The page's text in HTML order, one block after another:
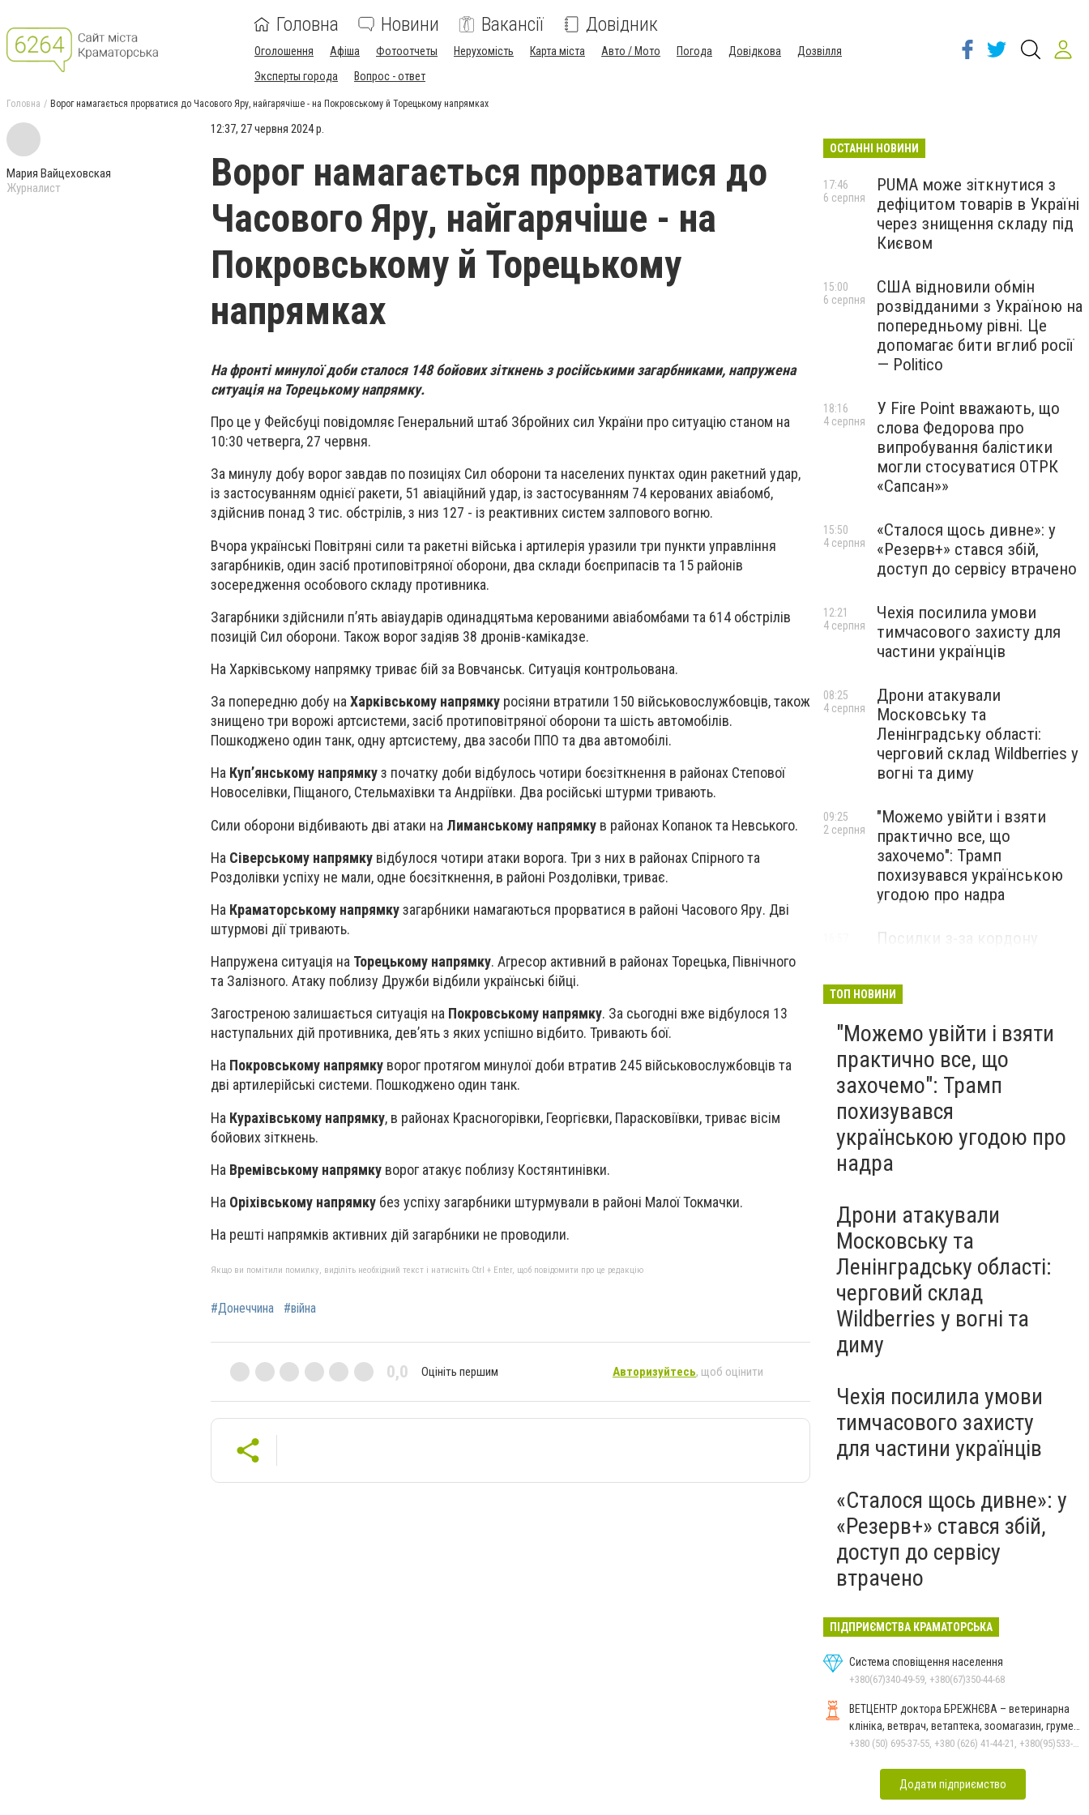
Головна Новини Вакансії Довідник
Оголошення Афіша Фотоотчеты Нерухомість Карта міста Авто / Мото Погода Довідкова
Дозвілля
Эксперты города
Вопрос - ответ
Головна Ворог намагається прорватися до Часового Яру, найгарячіше - на Покровському й Торецькому напрямках
Мария Вайцеховская
Журналист
12:37, 27 червня 2024 р.
Ворог намагається прорватися до
Часового Яру, найгарячіше - на
Покровському й Торецькому
напрямках
На фронті минулої доби сталося 148 бойових зіткнень з російськими загарбниками, напружена
ситуація на Торецькому напрямку.
Про це у Фейсбуці повідомляє Генеральний штаб Збройних сил України про ситуацію станом на
10:30 четверга, 27 червня.
За минулу добу ворог завдав по позиціях Сил оборони та населених пунктах один ракетний удар,
із застосуванням однієї ракети, 51 авіаційний удар, із застосуванням 74 керованих авіабомб,
здійснив понад 3 тис. обстрілів, з низ 127 - із реактивних систем залпового вогню.
Вчора українські Повітряні сили та ракетні війська і артилерія уразили три пункти управління
загарбників, один засіб протиповітряної оборони, два склади боєприпасів та 15 районів
зосередження особового складу противника.
Загарбники здійснили п’ять авіаударів одинадцятьма керованими авіабомбами та 614 обстрілів
позицій Сил оборони. Також ворог задіяв 38 дронів-камікадзе.
На Харківському напрямку триває бій за Вовчанськ. Ситуація контрольована.
За попередню добу на Харківському напрямку росіяни втратили 150 військовослужбовців, також
знищено три ворожі артсистеми, засіб протиповітряної оборони та шість автомобілів.
Пошкоджено один танк, одну артсистему, два засоби ППО та два автомобілі.
На Куп’янському напрямкуз початку доби відбулось чотири боєзіткнення в районах Степової
Новоселівки, Піщаного, Стельмахівки та Андріївки. Два російські штурми тривають.
Сили оборони відбивають дві атаки на Лиманському напрямку в районах Копанок та Невського.
На Сіверському напрямку відбулося чотири атаки ворога. Три з них в районах Спірного та
Роздолівки успіху не мали, одне боєзіткнення, в районі Роздолівки, триває.
На Краматорському напрямкузагарбники намагаються прорватися в районі Часового Яру. Дві
штурмові дії тривають.
Напружена ситуація на Торецькому напрямку. Агресор активний в районах Торецька, Північного
та Залізного. Атаку поблизу Дружби відбили українські бійці.
Загостреною залишається ситуація на Покровському напрямку. За сьогодні вже відбулося 13
наступальних дій противника, дев’ять з яких успішно відбито. Тривають бої.
На Покровському напрямку ворог протягом минулої доби втратив 245 військовослужбовців та
дві артилерійські системи. Пошкоджено один танк.
На Курахівському напрямку, в районах Красногорівки, Георгієвки, Парасковіївки, триває вісім
бойових зіткнень.
На Времівському напрямку ворог атакує поблизу Костянтинівки.
На Оріхівському напрямку без успіху загарбники штурмували в районі Малої Токмачки.
На решті напрямків активних дій загарбники не проводили.
Якщо ви помітили помилку, виділіть необхідний текст і натисніть Ctrl + Enter, щоб повідомити про це редакцію
#Донеччина #війна
0,0 Оцініть першим Авторизуйтесь, щоб оцінити
ОСТАННІ НОВИНИ
PUMA може зіткнутися з
дефіцитом товарів в Україні
через знищення складу під
Києвом
17:46
6 серпня
США відновили обмін
розвідданими з Україною на
попередньому рівні. Це
допомагає бити вглиб росії
— Politico
15:00
6 серпня
У Fire Point вважають, що
слова Федорова про
випробування балістики
могли стосуватися ОТРК
«Сапсан»»
18:16
4 серпня
«Сталося щось дивне»: у
«Резерв+» стався збій,
доступ до сервісу втрачено
15:50
4 серпня
Чехія посилила умови
тимчасового захисту для
частини українців
12:21
4 серпня
Дрони атакували
Московську та
Ленінградську області:
черговий склад Wildberries у
вогні та диму
08:25
4 серпня
"Можемо увійти і взяти
практично все, що
захочемо": Трамп
похизувався українською
угодою про надра
09:25
2 серпня
Посилки з-за кордону
правила
ТОП НОВИНИ
"Можемо увійти і взяти
практично все, що
захочемо": Трамп
похизувався
українською угодою про
надра
Дрони атакували
Московську та
Ленінградську області:
черговий склад
Wildberries у вогні та
диму
Чехія посилила умови
тимчасового захисту
для частини українців
«Сталося щось дивне»: у
«Резерв+» стався збій,
доступ до сервісу
втрачено
ПІДПРИЄМСТВА КРАМАТОРСЬКА
Система сповіщення населення
+380(67)340-49-59, +380(67)350-44-68
ВЕТЦЕНТР доктора БРЕЖНЄВА – ветеринарна
клініка, ветврач, ветаптека, зоомагазин, грумер,
стрижки.
+380 (50) 695-37-55, +380 (626) 41-44-21, +380(95)533-90-03
Додати підприємство